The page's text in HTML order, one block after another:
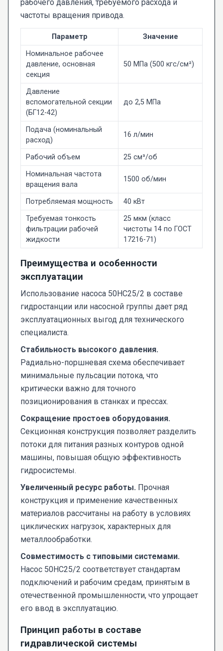
рабочего давления, требуемого расхода и
частоты вращения привода.
Параметр
Значение
Номинальное рабочее
давление, основная
секция
50 МПа (500 кгс/см²)
Давление
вспомогательной секции
(БГ12-42)
до 2,5 МПа
Подача (номинальный
расход)
16 л/мин
Рабочий объем
25 см³/об
Номинальная частота
вращения вала
1500 об/мин
Потребляемая мощность
40 кВт
Требуемая тонкость
фильтрации рабочей
жидкости
25 мкм (класс
чистоты 14 по ГОСТ
17216-71)
Преимущества и особенности
эксплуатации
Использование насоса 50НС25/2 в составе
гидростанции или насосной группы дает ряд
эксплуатационных выгод для технического
специалиста.
Стабильность высокого давления.
Радиально-поршневая схема обеспечивает
минимальные пульсации потока, что
критически важно для точного
позиционирования в станках и прессах.
Сокращение простоев оборудования.
Секционная конструкция позволяет разделить
потоки для питания разных контуров одной
машины, повышая общую эффективность
гидросистемы.
Увеличенный ресурс работы. Прочная
конструкция и применение качественных
материалов рассчитаны на работу в условиях
циклических нагрузок, характерных для
металлообработки.
Совместимость с типовыми системами.
Насос 50НС25/2 соответствует стандартам
подключений и рабочим средам, принятым в
отечественной промышленности, что упрощает
его ввод в эксплуатацию.
Принцип работы в составе
гидравлической системы